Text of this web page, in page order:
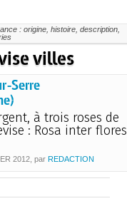
: origine, histoire, description,
villes
Serre
à trois roses de
: Rosa inter flores
2012 , par REDACTION